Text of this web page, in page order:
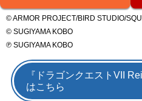
© ARMOR PROJECT/BIRD STUDIO/
© SUGIYAMA KOBO
℗ SUGIYAMA KOBO
『ドラゴンクエストVII
はこちら